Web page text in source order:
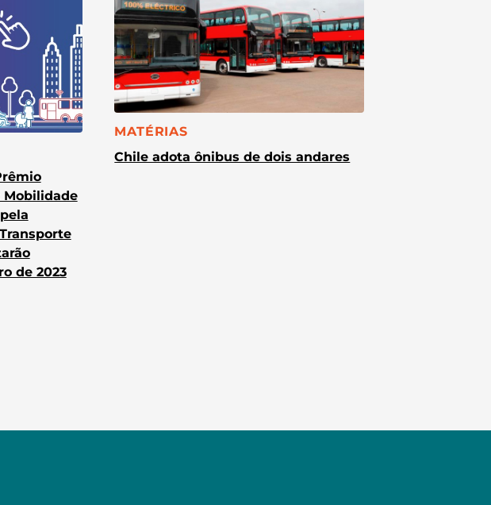
Mobilidade
de 2023
CATEGORIA:
MATÉRIAS
Chile adota ônibus de dois andares